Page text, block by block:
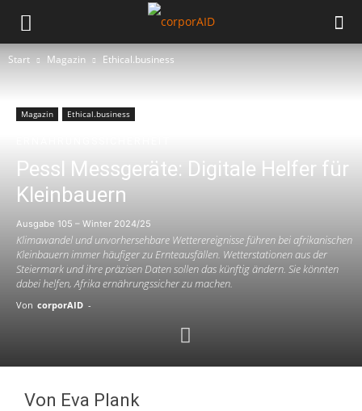
Start Magazin Ethical.business
Magazin Ethical.business
Pessl Messgeräte: Digitale Helfer für
Kleinbauern
Ausgabe 105 – Winter 2024/25
Klimawandel und unvorhersehbare Wetterereignisse führen bei afrikanischen
Kleinbauern immer häufiger zu Ernteausfällen. Wetterstationen aus der
Steiermark und ihre präzisen Daten sollen das künftig ändern. Sie könnten
dabei helfen, Afrika ernährungssicher zu machen.
Von corporAID -
Von Eva Plank